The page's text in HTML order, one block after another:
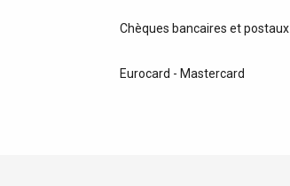
Chèques bancaires et postaux
Eurocard - Mastercard